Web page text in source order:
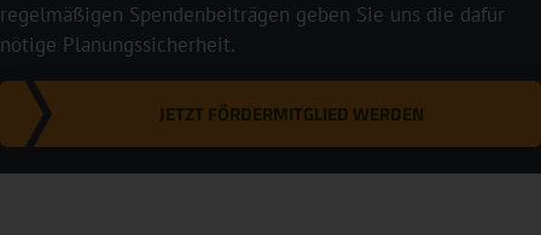
regelmäßigen Spendenbeiträgen geben Sie uns die dafür
nötige Planungssicherheit.
JETZT FÖRDERMITGLIED WERDEN